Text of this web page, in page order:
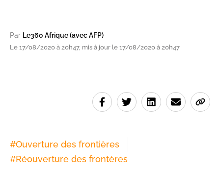
Par Le360 Afrique (avec AFP)
Le 17/08/2020 à 20h47, mis à jour le 17/08/2020 à 20h47
#Ouverture des frontières
#Réouverture des frontères